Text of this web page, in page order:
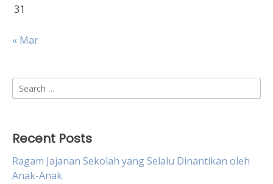
31
« Mar
Search
for:
Recent Posts
Ragam Jajanan Sekolah yang Selalu Dinantikan oleh
Anak-Anak